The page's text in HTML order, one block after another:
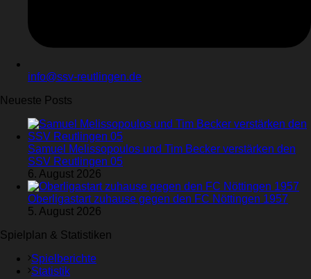
info@ssv-reutlingen.de
Neueste Posts
Samuel Melissopoulos und Tim Becker verstärken den
SSV Reutlingen 05
6. August 2026
Oberligastart zuhause gegen den FC Nöttingen 1957
5. August 2026
Spielplan & Statistiken
Spielberichte
Statistik